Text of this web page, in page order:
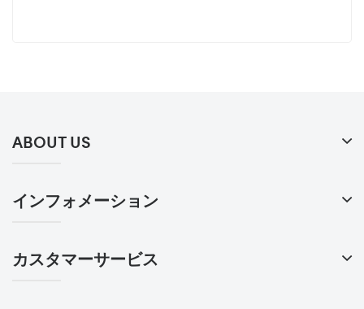
ABOUT US
インフォメーション
カスタマーサービス